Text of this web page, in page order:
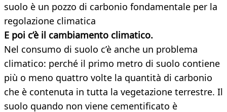
suolo è un pozzo di carbonio fondamentale per la
regolazione climatica
E poi c’è il cambiamento climatico.
Nel consumo di suolo c’è anche un problema
climatico: perché il primo metro di suolo contiene
più o meno quattro volte la quantità di carbonio
che è contenuta in tutta la vegetazione terrestre. Il
suolo quando non viene cementificato è